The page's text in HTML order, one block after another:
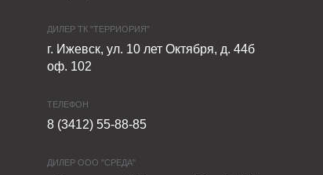
ДИЛЕР ТК "ТЕРРИОРИЯ"
г. Ижевск, ул. 10 лет Октября, д. 44б
оф. 102
ТЕЛЕФОН
8 (3412) 55-88-85
ДИЛЕР ООО "СРЕДА"